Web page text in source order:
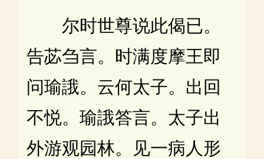
尔时世尊说此偈已。
告苾刍言。时满度摩王即
问瑜誐。云何太子。出回
不悦。瑜誐答言。太子出
外游观园林。见一病人形